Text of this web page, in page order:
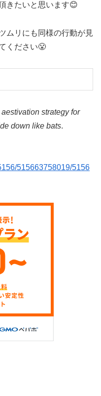
きたいと思います😊
ムリにも同様の行動が見
ください😤
strategy for
down like bats.
515663758019/5156